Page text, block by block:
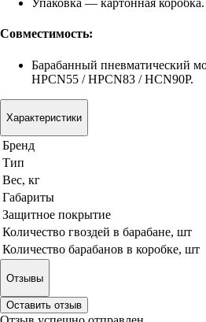
Упаковка — картонная коробка.
Совместимость:
Барабанный пневматический
HPCN55 / HPCN83 / HCN90P.
Характеристики
Бренд
Тип
Вес, кг
Габариты
Защитное покрытие
Количество гвоздей в барабане, шт
Количество барабанов в коробке, шт
Отзывы
Оставить отзыв